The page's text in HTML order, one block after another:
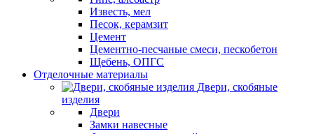
Известь, мел
Песок, керамзит
Цемент
Цементно-песчаные смеси, пескобетон
Щебень, ОПГС
Отделочные материалы
Двери, скобяные
изделия
Двери
Замки навесные